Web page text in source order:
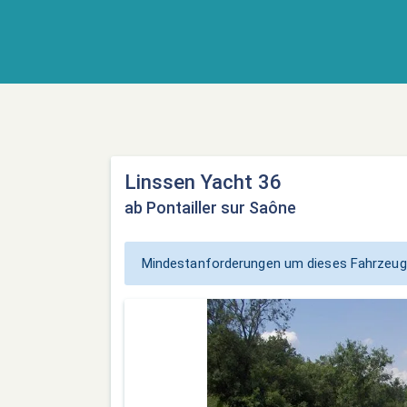
Linssen Yacht 36
ab Pontailler sur Saône
Mindestanforderungen um dieses